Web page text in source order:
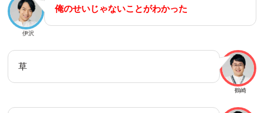
伊沢
俺のせいじゃないことがわかった
鶴崎
草